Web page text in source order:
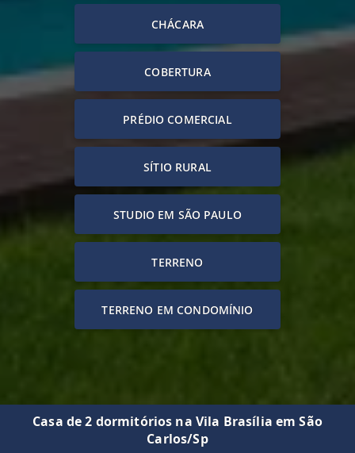
CHÁCARA
COBERTURA
PRÉDIO COMERCIAL
SÍTIO RURAL
STUDIO EM SÃO PAULO
TERRENO
TERRENO EM CONDOMÍNIO
Casa de 2 dormitórios na Vila Brasília em São
Carlos/Sp